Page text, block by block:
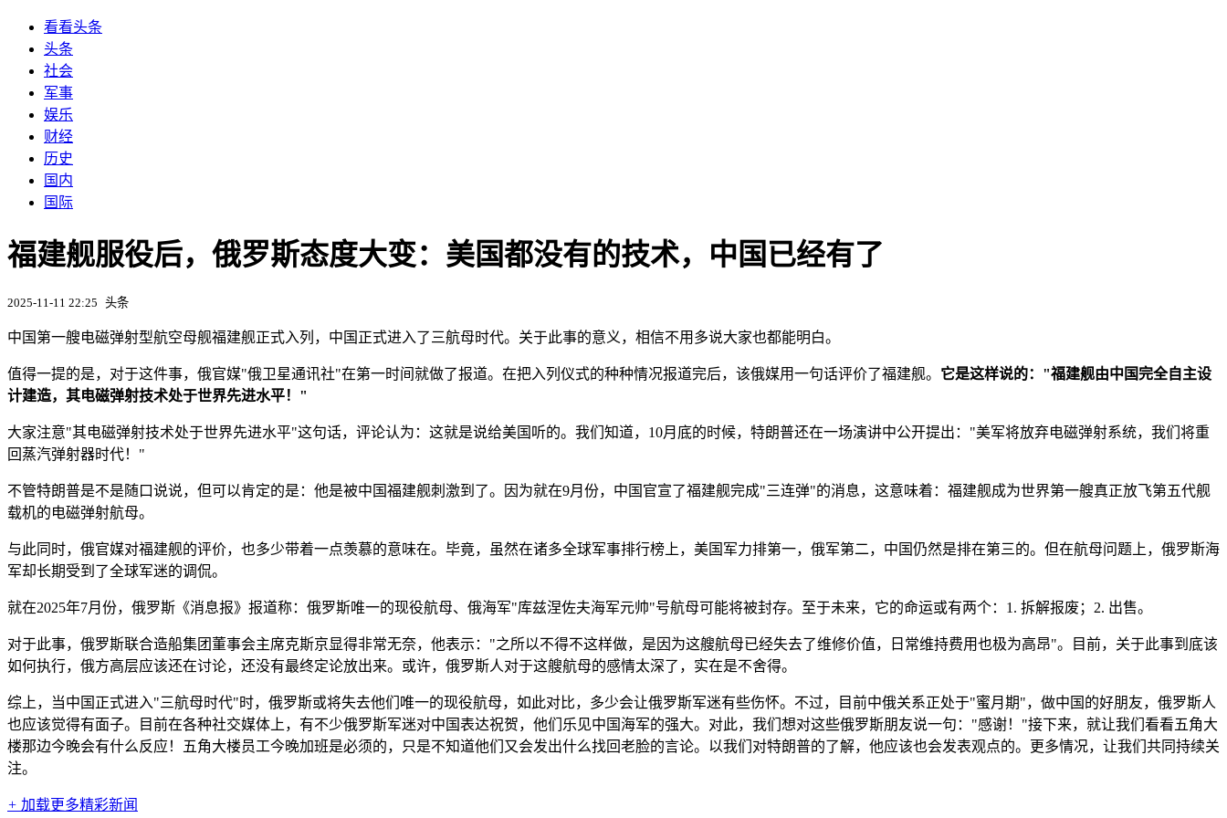
看看头条
头条
社会
军事
娱乐
财经
历史
国内
国际
福建舰服役后，俄罗斯态度大变：美国都没有的技术，中国已经有了
2025-11-11 22:25 头条
中国第一艘电磁弹射型航空母舰福建舰正式入列，中国正式进入了三航母时代。关于此事的意义，相信不用多说大家也都能明白。
值得一提的是，对于这件事，俄官媒"俄卫星通讯社"在第一时间就做了报道。在把入列仪式的种种情况报道完后，该俄媒用一句话评价了福建舰。 它是这样说的："福建舰由中国完全自主设
计建造，其电磁弹射技术处于世界先进水平！"
大家注意"其电磁弹射技术处于世界先进水平"这句话，评论认为：这就是说给美国听的。我们知道，10月底的时候，特朗普还在一场演讲中公开提出："美军将放弃电磁弹射系统，我们将重
回蒸汽弹射器时代！"
不管特朗普是不是随口说说，但可以肯定的是：他是被中国福建舰刺激到了。因为就在9月份，中国官宣了福建舰完成"三连弹"的消息，这意味着：福建舰成为世界第一艘真正放飞第五代舰
载机的电磁弹射航母。
与此同时，俄官媒对福建舰的评价，也多少带着一点羡慕的意味在。毕竟，虽然在诸多全球军事排行榜上，美国军力排第一，俄军第二，中国仍然是排在第三的。但在航母问题上，俄罗斯海
军却长期受到了全球军迷的调侃。
就在2025年7月份，俄罗斯《消息报》报道称：俄罗斯唯一的现役航母、俄海军"库兹涅佐夫海军元帅"号航母可能将被封存。至于未来，它的命运或有两个：1. 拆解报废；2. 出售。
对于此事，俄罗斯联合造船集团董事会主席克斯京显得非常无奈，他表示："之所以不得不这样做，是因为这艘航母已经失去了维修价值，日常维持费用也极为高昂"。目前，关于此事到底该
如何执行，俄方高层应该还在讨论，还没有最终定论放出来。或许，俄罗斯人对于这艘航母的感情太深了，实在是不舍得。
综上，当中国正式进入"三航母时代"时，俄罗斯或将失去他们唯一的现役航母，如此对比，多少会让俄罗斯军迷有些伤怀。不过，目前中俄关系正处于"蜜月期"，做中国的好朋友，俄罗斯人
也应该觉得有面子。目前在各种社交媒体上，有不少俄罗斯军迷对中国表达祝贺，他们乐见中国海军的强大。对此，我们想对这些俄罗斯朋友说一句："感谢！"接下来，就让我们看看五角大
楼那边今晚会有什么反应！五角大楼员工今晚加班是必须的，只是不知道他们又会发出什么找回老脸的言论。以我们对特朗普的了解，他应该也会发表观点的。更多情况，让我们共同持续关
注。
+ 加载更多精彩新闻